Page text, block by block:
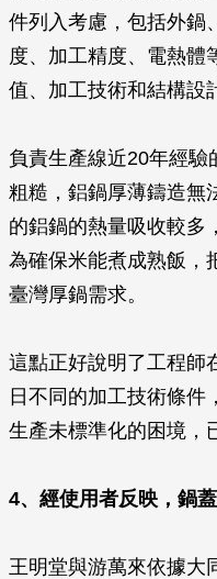
件列入考慮，包括外鍋
度、加工精度、電熱體
值、加工技術和結構設
負責生產線近20年經
粗糙，鋁鍋厚薄鑄造無
的鋁鍋的熱量吸收較多
為確保米能煮成熟飯，
臺灣厚鍋需求。
這點正好說明了工程師
日不同的加工技術條件
生產未標準化的困境，
4、經使用者反映，鍋
王明堂與游萬來依據大